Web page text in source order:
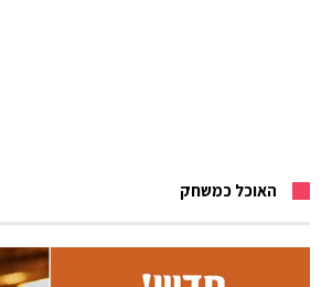
האוכל כמשחק